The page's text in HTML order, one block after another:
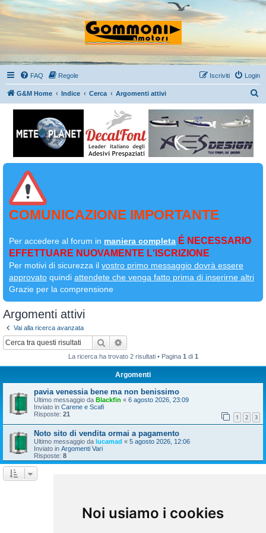
Noi usiamo i cookies
FAQ Regole Login
Iscriviti
G&M Home Indice Cerca Argomenti attivi
COMUNICAZIONE IMPORTANTE
Per accedere al forum in maniera completa É NECESSARIO
EFFETTUARE NUOVAMENTE L'ISCRIZIONE
Per motivi di sicurezza il vostro primo messaggio dovrà essere
approvato quindi attendete che venga fatto prima di inserirne altri
Grazie per la comprensione
Argomenti attivi
Vai alla ricerca avanzata
Cerca
La ricerca ha trovato 2 risultati • Pagina 1 di 1
Argomenti
pavia venessia bene ma non benissimo
Ultimo messaggio da Blackfin « 6 agosto 2026, 23:09
Inviato in Carene e Scafi
Risposte: 21 1 2 3
Noto sito di vendita ormai a pagamento
Ultimo messaggio da lucamad « 5 agosto 2026, 12:06
Inviato in Argomenti Vari
Risposte: 8